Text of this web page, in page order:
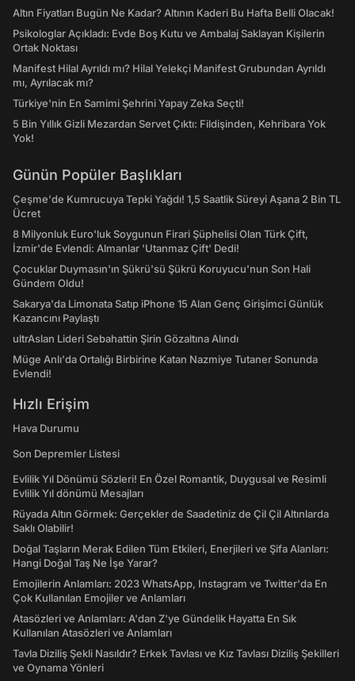
Altın Fiyatları Bugün Ne Kadar? Altının Kaderi Bu Hafta Belli Olacak!
Psikologlar Açıkladı: Evde Boş Kutu ve Ambalaj Saklayan Kişilerin
Ortak Noktası
Manifest Hilal Ayrıldı mı? Hilal Yelekçi Manifest Grubundan Ayrıldı
mı, Ayrılacak mı?
Türkiye'nin En Samimi Şehrini Yapay Zeka Seçti!
5 Bin Yıllık Gizli Mezardan Servet Çıktı: Fildişinden, Kehribara Yok
Yok!
Günün Popüler Başlıkları
Çeşme'de Kumrucuya Tepki Yağdı! 1,5 Saatlik Süreyi Aşana 2 Bin TL
Ücret
8 Milyonluk Euro'luk Soygunun Firari Şüphelisi Olan Türk Çift,
İzmir'de Evlendi: Almanlar 'Utanmaz Çift' Dedi!
Çocuklar Duymasın'ın Şükrü'sü Şükrü Koruyucu'nun Son Hali
Gündem Oldu!
Sakarya'da Limonata Satıp iPhone 15 Alan Genç Girişimci Günlük
Kazancını Paylaştı
ultrAslan Lideri Sebahattin Şirin Gözaltına Alındı
Müge Anlı'da Ortalığı Birbirine Katan Nazmiye Tutaner Sonunda
Evlendi!
Hızlı Erişim
Hava Durumu
Son Depremler Listesi
Evlilik Yıl Dönümü Sözleri! En Özel Romantik, Duygusal ve Resimli
Evlilik Yıl dönümü Mesajları
Rüyada Altın Görmek: Gerçekler de Saadetiniz de Çil Çil Altınlarda
Saklı Olabilir!
Doğal Taşların Merak Edilen Tüm Etkileri, Enerjileri ve Şifa Alanları:
Hangi Doğal Taş Ne İşe Yarar?
Emojilerin Anlamları: 2023 WhatsApp, Instagram ve Twitter'da En
Çok Kullanılan Emojiler ve Anlamları
Atasözleri ve Anlamları: A'dan Z'ye Gündelik Hayatta En Sık
Kullanılan Atasözleri ve Anlamları
Tavla Diziliş Şekli Nasıldır? Erkek Tavlası ve Kız Tavlası Diziliş Şekilleri
ve Oynama Yönleri